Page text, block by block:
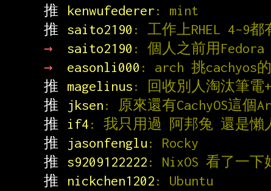
推
kenwufederer: mint
推
saito2190 : 工作上RHEL 4~9
→
saito2190 : 個人之前用
→
easonli000 : arch 挑cachyos
推
magelinus: 回收別人淘汰筆電
推
jksen: 原來還有CachyOS這個
推
if4: 我只用過 阿邦兔 還是懶
推
jasonfenglu: Rocky
推
s9209122222: NixOS 看了一下
推
nickchen1202: Ubuntu